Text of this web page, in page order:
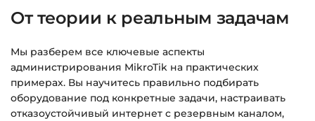
времени.
Подробнее об оплате и безопасности — в
справке >>>
Вопросы?Пишите наinfo@siluette.com.ua
чат на сайте.
От теории к реальным задачам
Мы разберем все ключевые аспекты
администрирования MikroTik на практических
примерах. Вы научитесь правильно подбирать
оборудование под конкретные задачи, настраивать
отказоустойчивый интернет с резервным каналом,